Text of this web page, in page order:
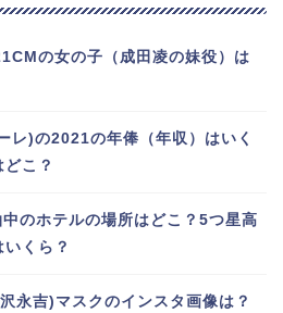
の女の子（成田凌の妹役）は
レ)の2021の年俸（年収）はいく
こ？
のホテルの場所はどこ？5つ星高
くら？
永吉)マスクのインスタ画像は？